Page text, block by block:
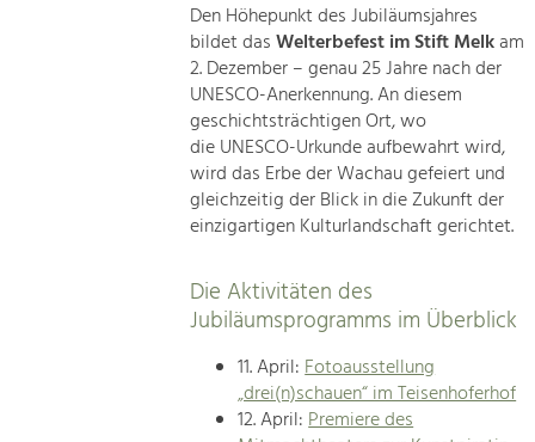
Den Höhepunkt des Jubiläumsjahres
bildet dasWelterbefest im Stift Melkam
2. Dezember – genau 25 Jahre nach der
UNESCO-Anerkennung. An diesem
geschichtsträchtigen Ort, wo
die UNESCO-Urkunde aufbewahrt wird,
wird das Erbe der Wachau gefeiert und
gleichzeitig der Blick in die Zukunft der
einzigartigen Kulturlandschaft gerichtet.
Die Aktivitäten des
Jubiläumsprogramms im Überblick
11. April:Fotoausstellung
„drei(n)schauen“ im Teisenhoferhof
12. April:Premiere des